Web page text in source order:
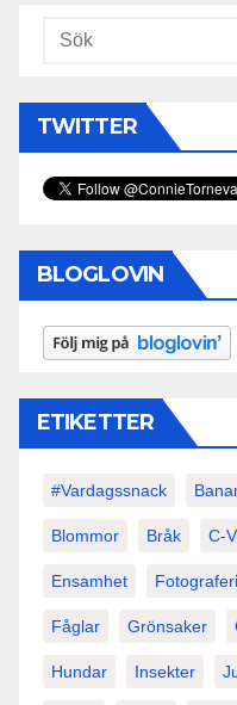
TWITTER
BLOGLOVIN
ETIKETTER
#vardagssnack
Blommor Bråk C-
Ensamhet
Fåglar Grönsaker
Hundar Insekter